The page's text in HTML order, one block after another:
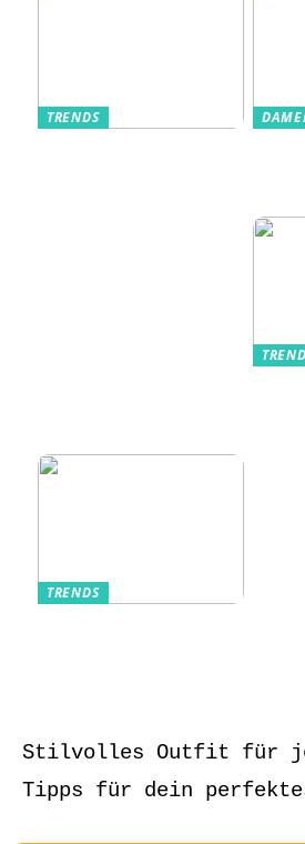
TRENDS
TRENDS
Stilvolles Outfit für
Tipps für dein